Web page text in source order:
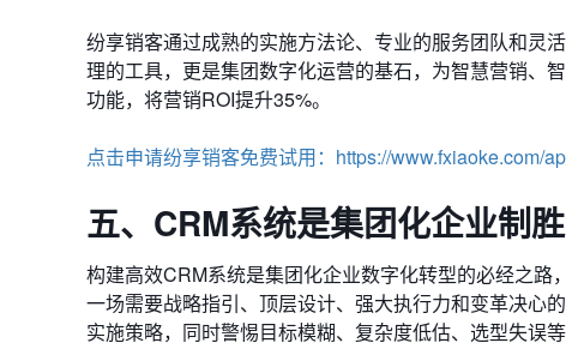
纷享销客通过成熟的实施方法论、专业的服务团队和灵
理的工具，更是集团数字化运营的基石，为智慧营销、
功能，将营销ROI提升35%。
点击申请纷享销客免费试用：https://www.fxiaoke.com/
五、CRM系统是集团化企业制
构建高效CRM系统是集团化企业数字化转型的必经之
一场需要战略指引、顶层设计、强大执行力和变革决心
实施策略，同时警惕目标模糊、复杂度低估、选型失误等